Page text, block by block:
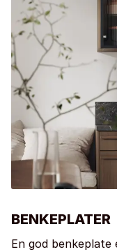
BENKEPLATER
En god